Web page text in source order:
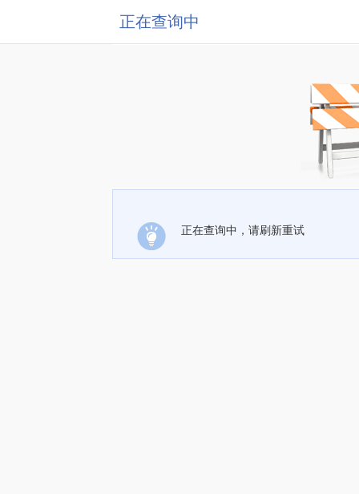
正在查询中
正在查询中，请刷新重试